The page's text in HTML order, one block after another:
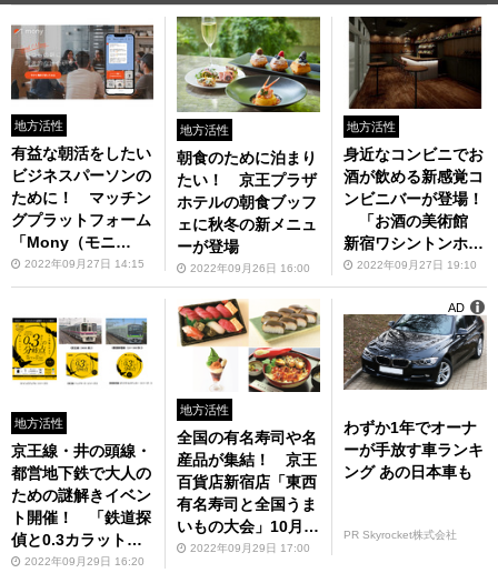
地方活性
有益な朝活をしたい
ビジネスパーソンの
ために！ マッチン
グプラットフォーム
「Mony（モニ
ー）」がサービス開
始
2022年09月27日 14:15
地方活性
朝食のために泊まり
たい！ 京王プラザ
ホテルの朝食ブッフ
ェに秋冬の新メニュ
ーが登場
2022年09月26日 16:00
地方活性
身近なコンビニでお
酒が飲める新感覚コ
ンビニバーが登場！
「お酒の美術館
新宿ワシントンホテ
ルビル店」10月6日
オープン
2022年09月27日 19:10
地方活性
京王線・井の頭線・
都営地下鉄で大人の
ための謎解きイベン
ト開催！ 「鉄道探
偵と0.3カラットの
分岐点」10月7日か
2022年09月29日 16:20
地方活性
全国の有名寿司や名
産品が集結！ 京王
百貨店新宿店「東西
有名寿司と全国うま
いもの大会」10月5
日～10日
2022年09月29日 17:00
わずか1年でオーナ
ーが手放す車ランキ
ング あの日本車も
PR Skyrocket株式会社
AD